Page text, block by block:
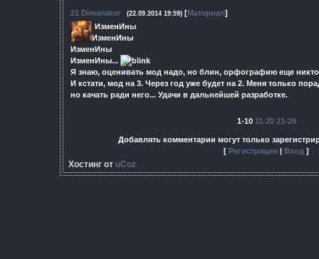
21 Dimanator (22.09.2014 19:59) [Материал]
ИзменИны
ИзменИны
ИзменИны
ИзменИны...
Я знаю, оценивать мод надо, но блин, орфографию еще никто
И кстати, мод на 3. Через год уже будет на 2. Меня только
но качать ради него... Удачи в дальнейшей разработке.
1-10 11-20 21-29
Добавлять комментарии могут только
[ Регистрация | Вход ]
Хостинг от uCoz